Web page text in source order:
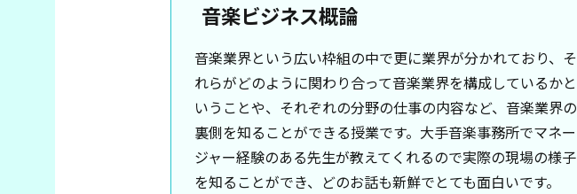
音楽ビジネス概論
音楽業界という広い枠組の中で更に業界が分かれており、そ
れらがどのように関わり合って音楽業界を構成しているかと
いうことや、それぞれの分野の仕事の内容など、音楽業界の
裏側を知ることができる授業です。大手音楽事務所でマネー
ジャー経験のある先生が教えてくれるので実際の現場の様子
を知ることができ、どのお話も新鮮でとても面白いです。